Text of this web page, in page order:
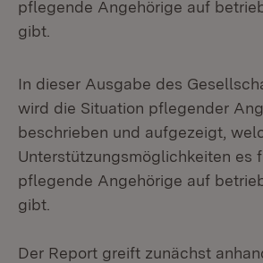
pflegende Angehörige auf
gibt.
In dieser Ausgabe des
wird die Situation pflegender
beschrieben und aufgezeigt,
Unterstützungsmöglichkeiten es
pflegende Angehörige auf
gibt.
Der Report greift zunächst